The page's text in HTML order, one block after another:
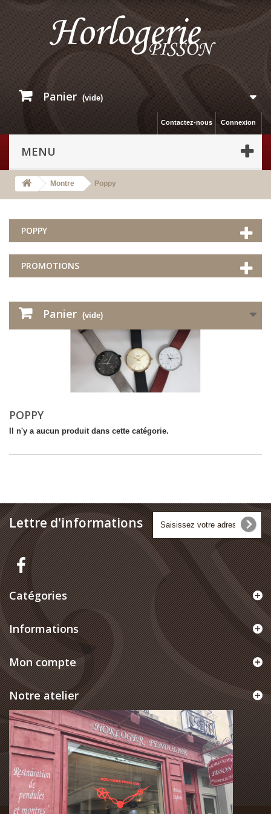
Panier (vide)
Connexion
Contactez-nous
MENU
Montre Poppy
POPPY
PROMOTIONS
Panier (vide)
POPPY
Il n'y a aucun produit dans cette catégorie.
Lettre d'informations
Catégories
Informations
Mon compte
Notre atelier